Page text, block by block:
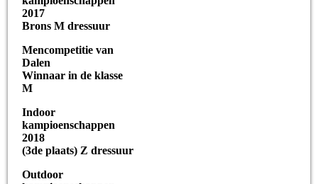
2017
Brons M dressuur
Mencompetitie van
Dalen
Winnaar in de klasse
M
Indoor
kampioenschappen
2018
(3de plaats) Z dressuur
Outdoor